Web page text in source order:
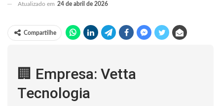
Atualizado em 24 de abril de 2026
Compartilhe
🏢 Empresa: Vetta
Tecnologia